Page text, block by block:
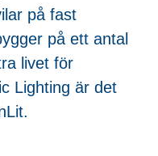
på fast
på ett antal
livet för
Lighting är det